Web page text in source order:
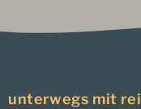
unterwegs mit